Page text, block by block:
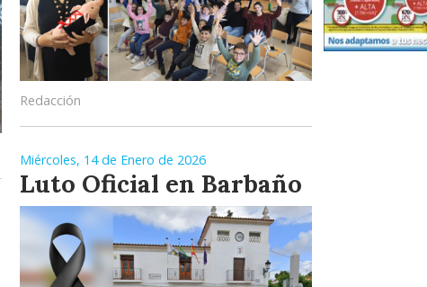
Redacción
Miércoles, 14 de Enero de 2026
Luto Oficial en Barbaño